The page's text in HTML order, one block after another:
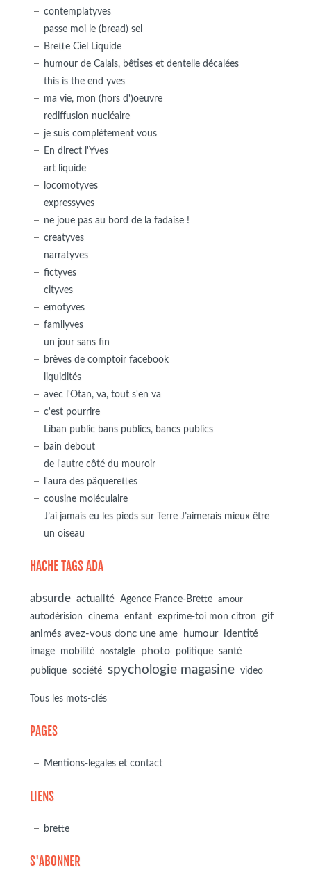
contemplatyves
passe moi le (bread) sel
Brette Ciel Liquide
humour de Calais, bêtises et dentelle décalées
this is the end yves
ma vie, mon (hors d')oeuvre
rediffusion nucléaire
je suis complètement vous
En direct l'Yves
art liquide
locomotyves
expressyves
ne joue pas au bord de la fadaise !
creatyves
narratyves
fictyves
cityves
emotyves
familyves
un jour sans fin
brèves de comptoir facebook
liquidités
avec l'Otan, va, tout s'en va
c'est pourrire
Liban public bans publics, bancs publics
bain debout
de l'autre côté du mouroir
l'aura des pâquerettes
cousine moléculaire
J’ai jamais eu les pieds sur Terre J’aimerais mieux être
un oiseau
HACHE TAGS ADA
absurde actualité Agence France-Brette amour
autodérision cinema enfant exprime-toi mon citron
gif
animés avez-vous donc une ame
humour identité
image mobilité nostalgie photo politique
santé
publique
société spychologie magasine video
Tous les mots-clés
PAGES
Mentions-legales et contact
LIENS
brette
S'ABONNER